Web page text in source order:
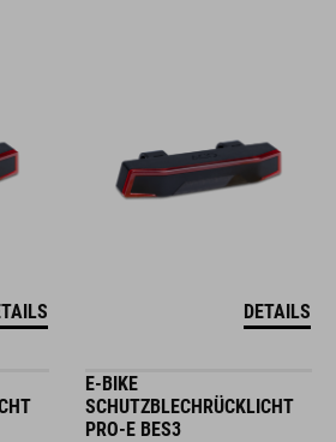
DETAILS
E-BIKE
SCHUTZBLECHRÜCKLICHT
PRO-E BES3